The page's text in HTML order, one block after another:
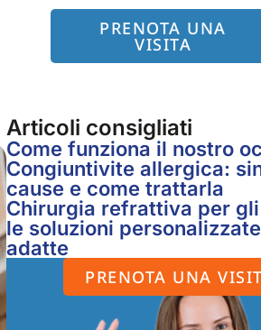
PRENOTA UNA
VISITA
Articoli consigliati
Come funziona il nostro
Congiuntivite allergica:
cause e come trattarla
Chirurgia refrattiva per
le soluzioni
adatte
PRENOTA UNA